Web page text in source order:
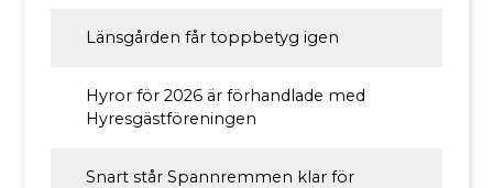
Länsgården får toppbetyg igen
Hyror för 2026 är förhandlade med
Hyresgästföreningen
Snart står Spannremmen klar för